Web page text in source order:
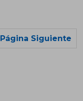
Página Siguiente